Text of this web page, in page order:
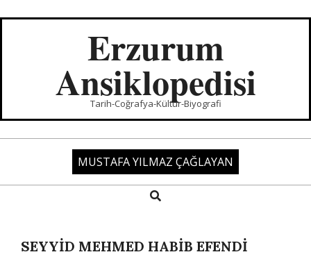
Erzurum
Ansiklopedisi
Tarih-Coğrafya-Kültür-Biyografi
MUSTAFA YILMAZ ÇAĞLAYAN
Search
SEYYİD MEHMED HABİB EFENDİ